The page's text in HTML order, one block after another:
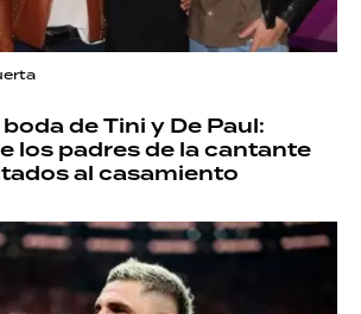
de Tini y De Paul:
los padres de la cantante
al casamiento